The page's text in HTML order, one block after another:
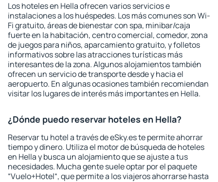
Los hoteles en Hella ofrecen varios servicios e
instalaciones a los huéspedes. Los más comunes son Wi-
Fi gratuito, áreas de bienestar con spa, minibar/caja
fuerte en la habitación, centro comercial, comedor, zona
de juegos para niños, aparcamiento gratuito, y folletos
informativos sobre las atracciones turísticas más
interesantes de la zona. Algunos alojamientos también
ofrecen un servicio de transporte desde y hacia el
aeropuerto. En algunas ocasiones también recomiendan
visitar los lugares de interés más importantes en Hella.
¿Dónde puedo reservar hoteles en Hella?
Reservar tu hotel a través de eSky.es te permite ahorrar
tiempo y dinero. Utiliza el motor de búsqueda de hoteles
en Hella y busca un alojamiento que se ajuste a tus
necesidades. Mucha gente suele optar por el paquete
“Vuelo+Hotel“, que permite a los viajeros ahorrarse hasta